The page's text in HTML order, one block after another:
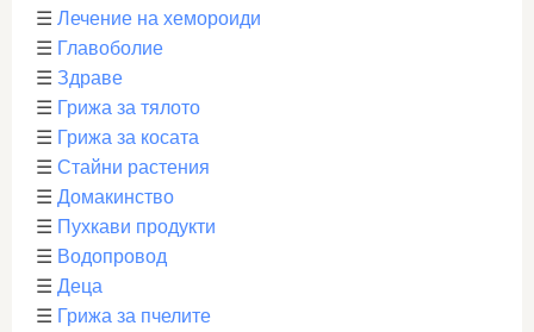
☰ Лечение на хемороиди
☰ Главоболие
☰ Здраве
☰ Грижа за тялото
☰ Грижа за косата
☰ Стайни растения
☰ Домакинство
☰ Пухкави продукти
☰ Водопровод
☰ Деца
☰ Грижа за пчелите